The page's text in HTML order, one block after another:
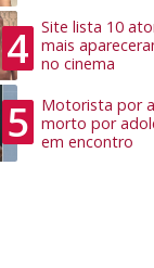
4
Site lista 10
mais
no cinema
5
Motorista por
morto por
em encontro